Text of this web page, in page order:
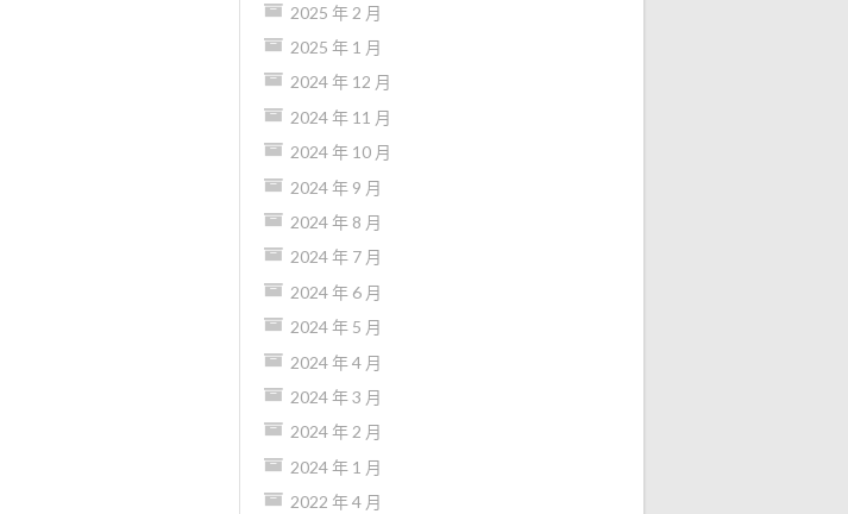
2025 年 2 月
2025 年 1 月
2024 年 12 月
2024 年 11 月
2024 年 10 月
2024 年 9 月
2024 年 8 月
2024 年 7 月
2024 年 6 月
2024 年 5 月
2024 年 4 月
2024 年 3 月
2024 年 2 月
2024 年 1 月
2022 年 4 月